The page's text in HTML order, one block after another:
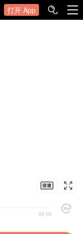
打开 App
00:00